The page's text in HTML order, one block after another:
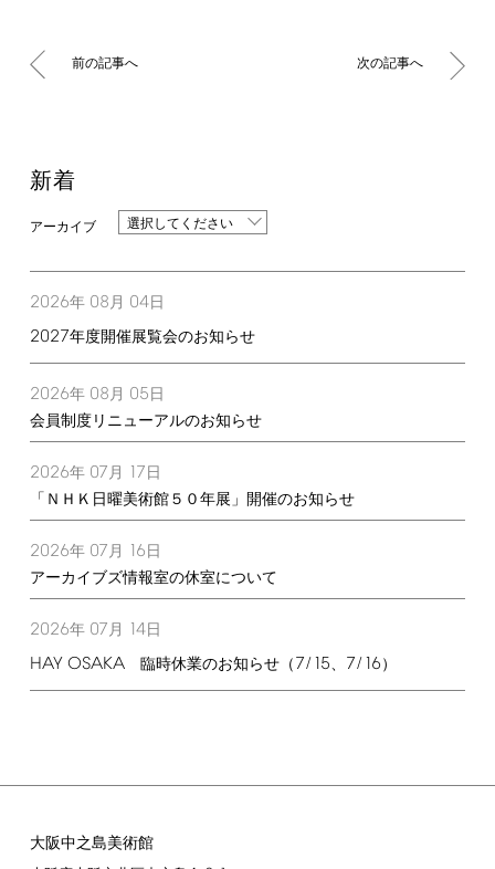
前の記事へ 次の記事へ
新着
選択してください
2026年 08月 04日
2027年度開催展覧会のお知らせ
2026年 08月 05 日
会員制度リニューアルのお知らせ
2026年 07月 17 日
「ＮＨＫ日曜美術館５０年展」開催のお知らせ
2026年 07月 16 日
アーカイブズ情報室の休室について
2026年 07月 14日
HAY OSAKA臨時休業のお知らせ（7/15、 7/16）
大阪中之島美術館